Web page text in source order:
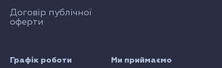
Графік роботи
Договір публічної
оферти
Ми приймаємо